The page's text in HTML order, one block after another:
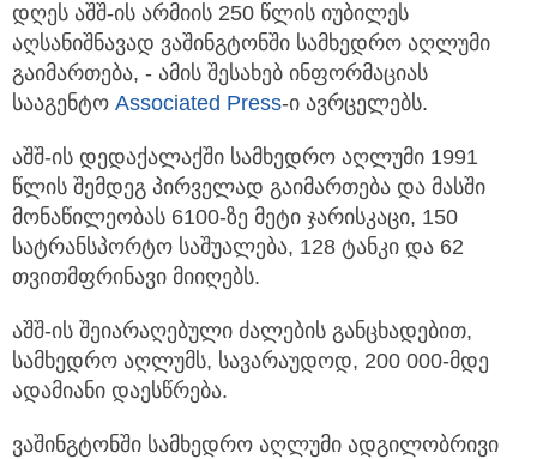
დღეს აშშ-ის არმიის 250 წლის იუბილეს
აღსანიშნავად ვაშინგტონში სამხედრო აღლუმი
გაიმართება, - ამის შესახებ ინფორმაციას
სააგენტო Associated Press-ი ავრცელებს.
აშშ-ის დედაქალაქში სამხედრო აღლუმი 1991
წლის შემდეგ პირველად გაიმართება და მასში
მონაწილეობას 6100-ზე მეტი ჯარისკაცი, 150
სატრანსპორტო საშუალება, 128 ტანკი და 62
თვითმფრინავი მიიღებს.
აშშ-ის შეიარაღებული ძალების განცხადებით,
სამხედრო აღლუმს, სავარაუდოდ, 200 000-მდე
ადამიანი დაესწრება.
ვაშინგტონში სამხედრო აღლუმი ადგილობრივი